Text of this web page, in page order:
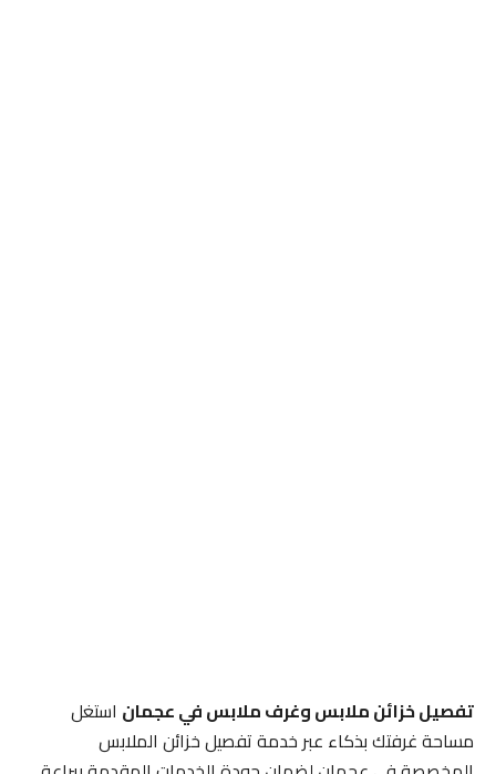
تفصيل خزائن ملابس وغرف ملابس في عجماناستغل
مساحة غرفتك بذكاء عبر خدمة تفصيل خزائن الملابس